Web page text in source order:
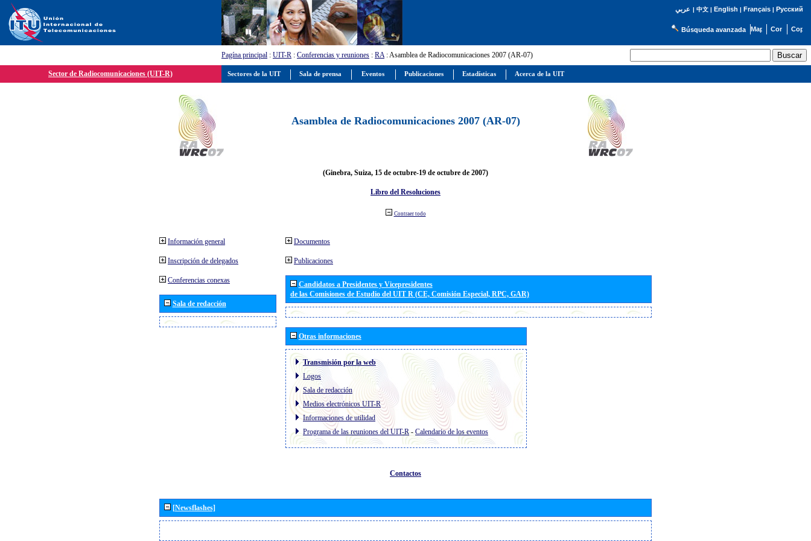
عربي | 中文| English | Français| Русский
Búsqueda avanzada
Pagína principal : UIT-R : Conferencias y reuniones : RA: Asamblea de Radiocomunicaciones 2007 (AR-07)
Sector de Radiocomunicaciones (UIT-R)
Asamblea de Radiocomunicaciones 2007 (AR-07)
(Ginebra, Suiza, 15 de octubre-19 de octubre de 2007)
Libro del Resoluciones
Contraer todo
Información general
Inscripción de delegados
Conferencias conexas
Sala de redacción
Documentos
Publicaciones
Candidatos a Presidentes y Vicepresidentes
de las Comisiones de Estudio del UIT R (CE, Comisión Especial, RPC, GAR)
Otras informaciones
Transmisión por la web
Logos
Sala de redacción
Medios electrónicos UIT-R
Informaciones de utilidad
Programa de las reuniones del UIT-R- Calendario de los eventos
Contactos
[Newsflashes]
Sectores de la UIT Sala de prensa Eventos Publicaciones Estadísticas Acerca de la UIT